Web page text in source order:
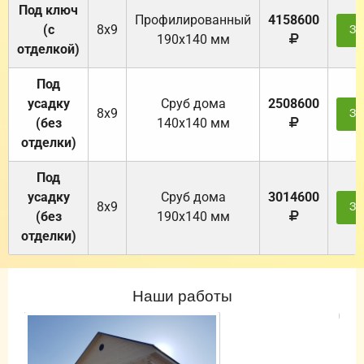
Под ключ
(с
отделкой)
8х9
Профилированный
190х140 мм
4158600
Под
усадку
(без
отделки)
8х9
Cруб дома
140х140 мм
2508600
Под
усадку
(без
отделки)
8х9
Cруб дома
190х140 мм
3014600
Наши работы